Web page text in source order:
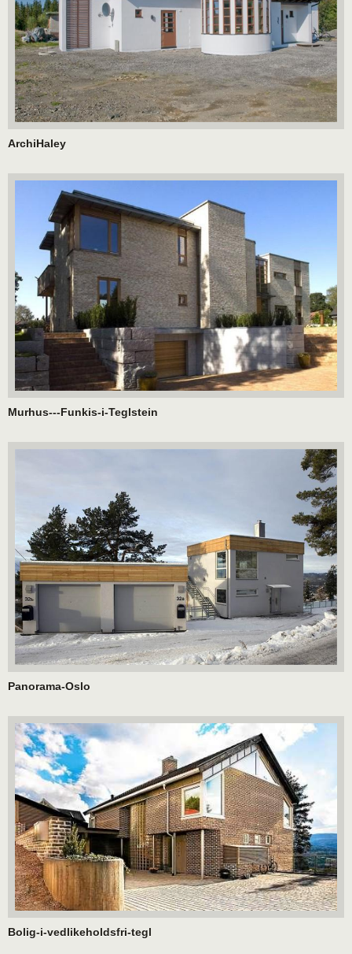
ArchiHaley
Murhus---Funkis-i-Teglstein
Panorama-Oslo
Bolig-i-vedlikeholdsfri-tegl